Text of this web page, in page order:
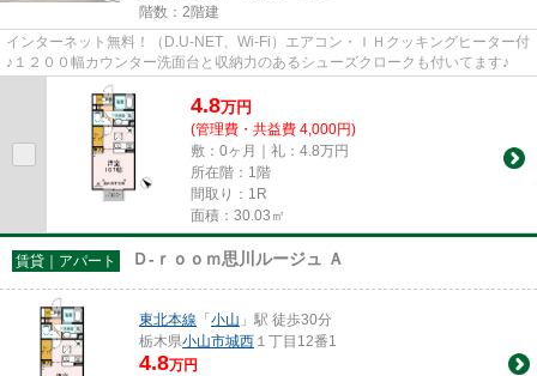
階数：2階建
インターネット無料！（D.U-NET、Wi-Fi）エアコン・ＩＨクッキングヒーター付
♪１２００幅カウンター洗面台と収納力のあるシューズクロークも付いてます♪
4.8万円
(管理費・共益費 4,000円)
敷：0ヶ月｜礼：4.8万円
所在階：1階
間取り：1R
面積：30.03㎡
賃貸｜アパート Ｄ-ｒｏｏｍ思川ルージュ Ａ
東北本線 「小山 」駅 徒歩30分
栃木県小山市城西 １丁目12番1
4.8万円